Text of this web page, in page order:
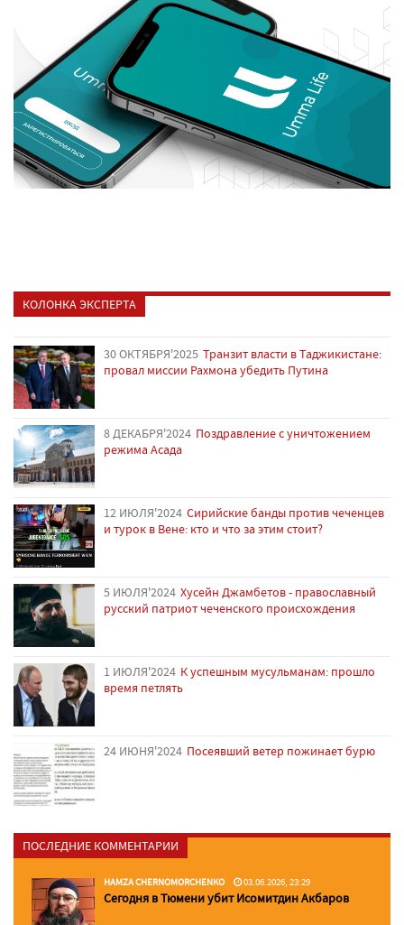
КОЛОНКА ЭКСПЕРТА
30 ОКТЯБРЯ'2025 Транзит власти в Таджикистане:
провал миссии Рахмона убедить Путина
8 ДЕКАБРЯ'2024 Поздравление с уничтожением
режима Асада
12 ИЮЛЯ'2024 Сирийские банды против чеченцев
и турок в Вене: кто и что за этим стоит?
5 ИЮЛЯ'2024 Хусейн Джамбетов - православный
русский патриот чеченского происхождения
1 ИЮЛЯ'2024 К успешным мусульманам: прошло
время петлять
24 ИЮНЯ'2024 Посеявший ветер пожинает бурю
ПОСЛЕДНИЕ КОММЕНТАРИИ
HAMZA CHERNOMORCHENKO 03.06.2026, 23:29
Сегодня в Тюмени убит Исомитдин Акбаров